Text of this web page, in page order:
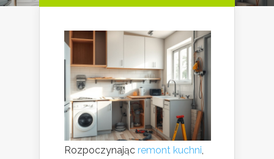
Rozpoczynając remont kuchni